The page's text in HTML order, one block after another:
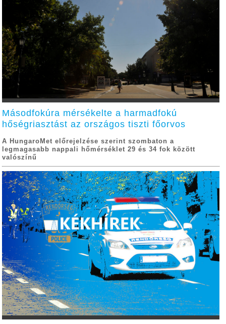
Másodfokúra mérsékelte a harmadfokú
hőségriasztást az országos tiszti főorvos
A HungaroMet előrejelzése szerint szombaton a
legmagasabb nappali hőmérséklet 29 és 34 fok között
valószínű